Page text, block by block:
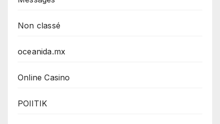
Non classé
oceanida.mx
Online Casino
POlITIK